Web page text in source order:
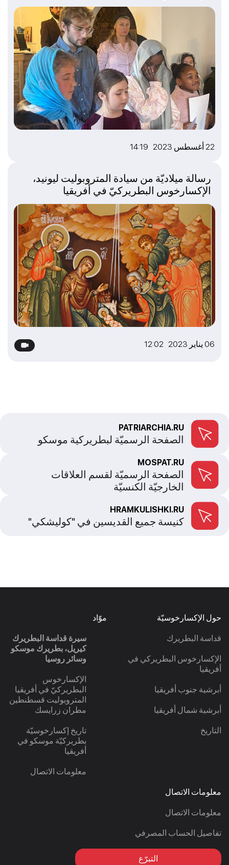
22 أغسطس 2023 14:19
06 يناير 2023 12:02
رسالة ميلاديّة من سيادة المتروبوليت ليونيد،
الإكسارخوس البطريركيّ في أفريقيا
PATRIARCHIA.RU
الصفحة الرسميّة لبطريركية موسكو
MOSPAT.RU
الصفحة الرسميّة لقسم العلاقات
الخارجيّة الكنسيّة
HRAMKULISHKI.RU
كنيسة جميع القديسين في "كوليشكي"
حول الإكسارخوسيّة
قداسة البطريرك
الإكسارخوس البطريركي في
أفريقيا
أبرشية جنوب أفريقيا
أبرشية شمال أفريقيا
التاريخ
موّاد
سيرة قداسة البطريرك
كيريل، بطريرك موسكو
وسائر روسيا
الإكسارخوس
البطريركيّ في أفريقيا
المتروبوليت قسطنطين
مطران زرايسك
تاريخ إكسارخوسيّة
بطريركيّة موسكو في
أفريقيا
معلومات الاتصال
معلومات الاتصال
معلومات الاتصال
تفاصيل الحساب المصرفي
التبرّع